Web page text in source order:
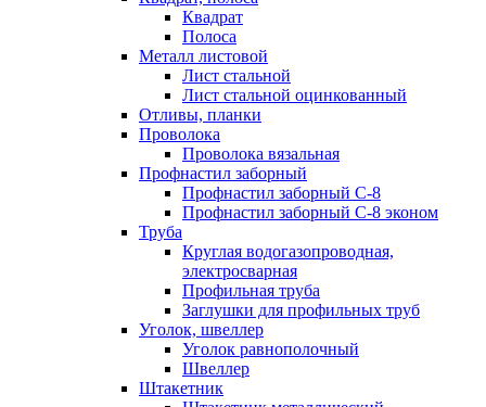
Квадрат
Полоса
Металл листовой
Лист стальной
Лист стальной оцинкованный
Отливы, планки
Проволока
Проволока вязальная
Профнастил заборный
Профнастил заборный С-8
Профнастил заборный С-8 эконом
Труба
Круглая водогазопроводная,
электросварная
Профильная труба
Заглушки для профильных труб
Уголок, швеллер
Уголок равнополочный
Швеллер
Штакетник